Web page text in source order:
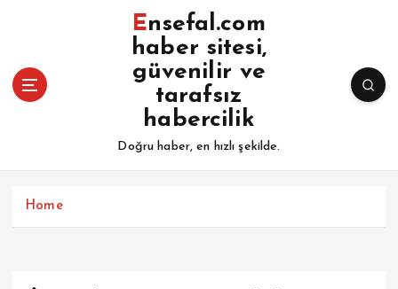
t
Ensefal.com
haber sitesi,
güvenilir ve
tarafsız
habercilik
Doğru haber, en hızlı şekilde.
Home